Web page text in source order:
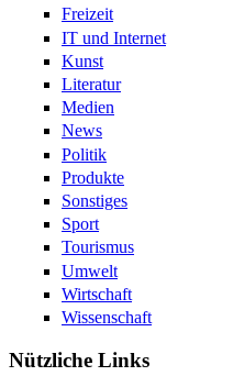
Freizeit
IT und Internet
Kunst
Literatur
Medien
News
Politik
Produkte
Sonstiges
Sport
Tourismus
Umwelt
Wirtschaft
Wissenschaft
Nützliche Links